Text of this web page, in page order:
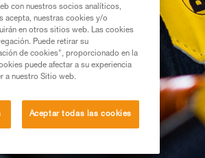
con nuestros socios analíticos,
acepta, nuestras cookies y/o
en otros sitios web. Las cookies
Puede retirar su
de cookies", proporcionado en la
puede afectar a su experiencia
a nuestro Sitio web.
Aceptar todas las cookies